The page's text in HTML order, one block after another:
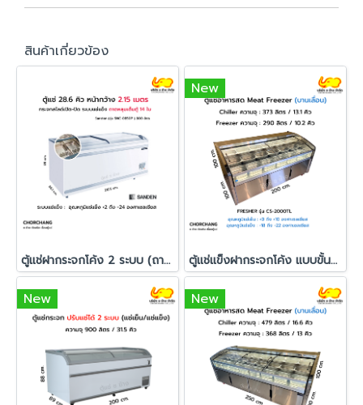
สินค้าเกี่ยวข้อง
ตู้แช่ฝากระจกโค้ง 2 ระบบ (ถามหลุม) Sanden รุ่น SNC-0850P
New
ตู้แช่แข็งฝากระจกโค้ง แบบขั้นบันได FRESHER รุ่น CS-2000TL
New New